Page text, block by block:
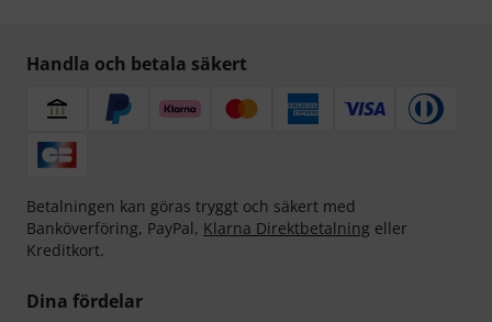
Handla och betala säkert
Betalningen kan göras tryggt och säkert med
Banköverföring, PayPal, Klarna Direktbetalning eller
Kreditkort.
Dina fördelar